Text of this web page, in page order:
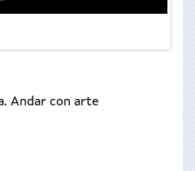
Andar con arte